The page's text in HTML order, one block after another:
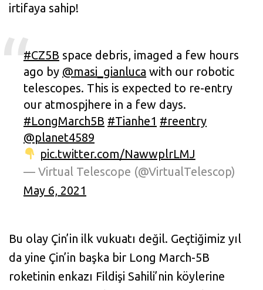
irtifaya sahip!
#CZ5B space debris, imaged a few hours
ago by @masi_gianluca with our robotic
telescopes. This is expected to re-entry
our atmospjhere in a few days.
#LongMarch5B #Tianhe1 #reentry
@planet4589
pic.twitter.com/NawwplrLMJ
— Virtual Telescope (@VirtualTelescop)
May 6, 2021
Bu olay Çin’in ilk vukuatı değil. Geçtiğimiz yıl
da yine Çin’in başka bir Long March-5B
roketinin enkazı Fildişi Sahili’nin köylerine